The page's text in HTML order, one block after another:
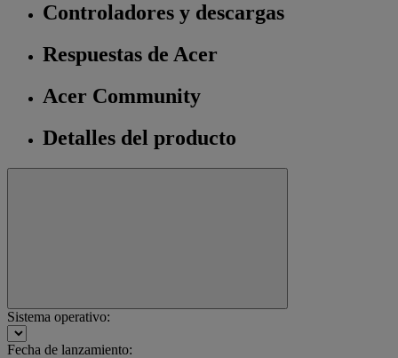
Controladores y descargas
Respuestas de Acer
Acer Community
Detalles del producto
Sistema operativo:
Fecha de lanzamiento: